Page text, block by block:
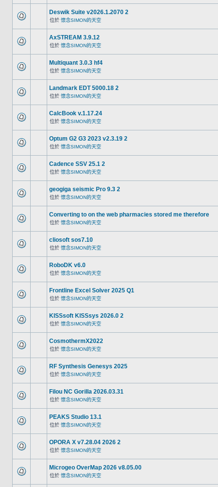
Deswik Suite v2026.1.2070 2
位於 懷念SIMON的天空
AxSTREAM 3.9.12
位於 懷念SIMON的天空
Multiquant 3.0.3 hf4
位於 懷念SIMON的天空
Landmark EDT 5000.18 2
位於 懷念SIMON的天空
CalcBook v.1.17.24
位於 懷念SIMON的天空
Optum G2 G3 2023 v2.3.19 2
位於 懷念SIMON的天空
Cadence SSV 25.1 2
位於 懷念SIMON的天空
geogiga seismic Pro 9.3 2
位於 懷念SIMON的天空
Converting to on the web pharmacies stored me therefore
位於 懷念SIMON的天空
cliosoft sos7.10
位於 懷念SIMON的天空
RoboDK v6.0
位於 懷念SIMON的天空
Frontline Excel Solver 2025 Q1
位於 懷念SIMON的天空
KISSsoft KISSsys 2026.0 2
位於 懷念SIMON的天空
CosmothermX2022
位於 懷念SIMON的天空
RF Synthesis Genesys 2025
位於 懷念SIMON的天空
Filou NC Gorilla 2026.03.31
位於 懷念SIMON的天空
PEAKS Studio 13.1
位於 懷念SIMON的天空
OPORA X v7.28.04 2026 2
位於 懷念SIMON的天空
Microgeo OverMap 2026 v8.05.00
位於 懷念SIMON的天空